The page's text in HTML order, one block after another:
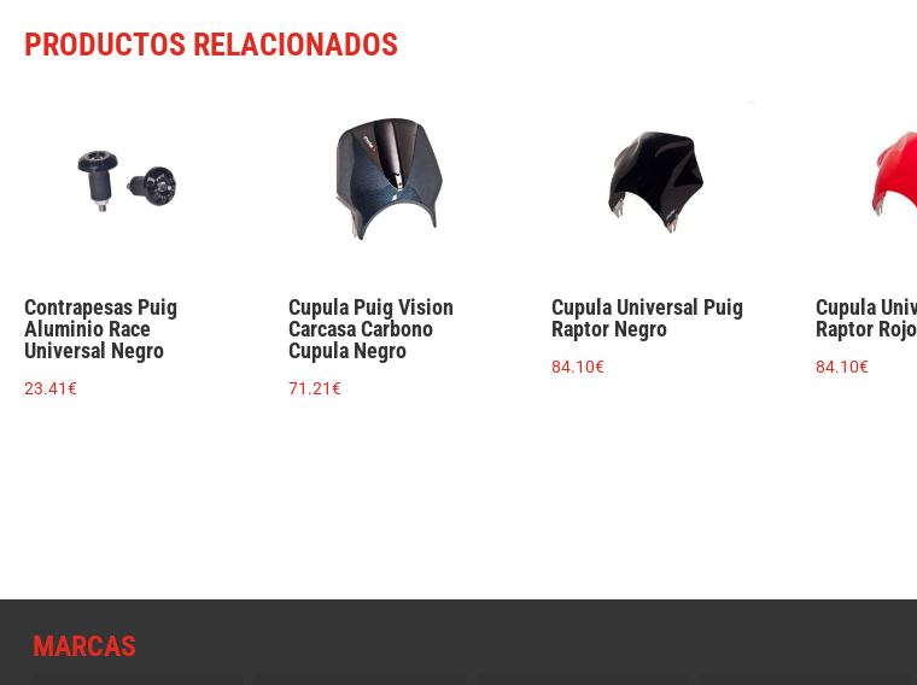
PRODUCTOS RELACIONADOS
Contrapesas Puig
Aluminio Race
Universal Negro
23.41€
Cupula Puig Vision
Carcasa Carbono
Cupula Negro
71.21€
Cupula Universal Puig
Raptor Negro
84.10€
Cupula
Raptor Rojo
84.10€
MARCAS